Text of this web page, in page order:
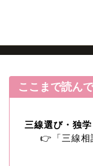
ここまで読んで
三線選び・独
👉「三線相